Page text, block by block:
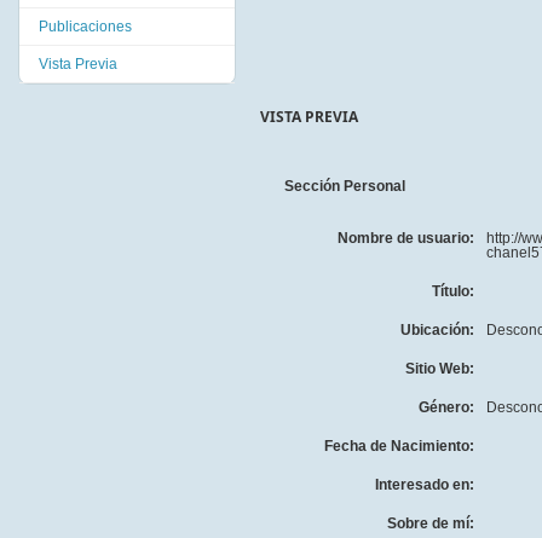
Publicaciones
Vista Previa
VISTA PREVIA
Sección Personal
Nombre de usuario:
http://
Título:
Ubicación:
Sitio Web:
Género:
Fecha de Nacimiento:
Interesado en:
Sobre de mí: